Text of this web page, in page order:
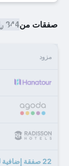
صفقات من344 ﷼
مزود
22 صفقة إضافية لـ راديسون نويدا